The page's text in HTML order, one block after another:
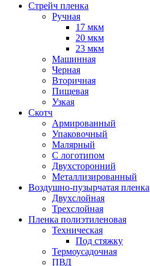
Стрейч пленка
Ручная
17 мкм
20 мкм
23 мкм
Машинная
Черная
Вторичная
Пищевая
Узкая
Скотч
Армированный
Упаковочный
Малярный
С логотипом
Двухсторонний
Металлизированный
Воздушно-пузырчатая пленка
Двухслойная
Трехслойная
Пленка полиэтиленовая
Техническая
Под стяжку
Термоусадочная
ПВД